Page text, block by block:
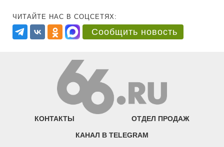
ЧИТАЙТЕ НАС В СОЦСЕТЯХ:
Сообщить новость
КОНТАКТЫ ОТДЕЛ ПРОДАЖ
КАНАЛ В TELEGRAM